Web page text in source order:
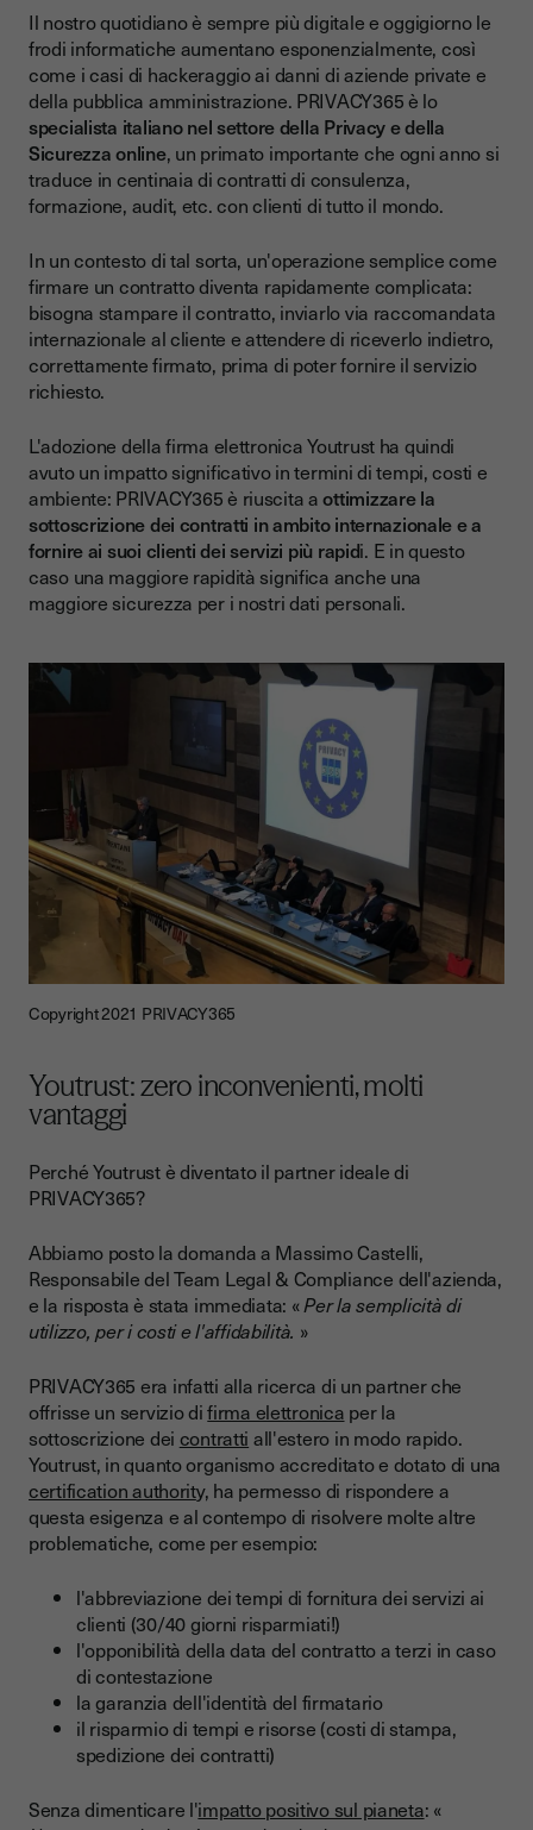
Il nostro quotidiano è sempre più digitale e oggigiorno le
frodi informatiche aumentano esponenzialmente, così
come i casi di hackeraggio ai danni di aziende private e
della pubblica amministrazione. PRIVACY365 è lo
specialista italiano nel settore della Privacy e della
Sicurezza online, un primato importante che ogni anno si
traduce in centinaia di contratti di consulenza,
formazione, audit, etc. con clienti di tutto il mondo.
In un contesto di tal sorta, un'operazione semplice come
firmare un contratto diventa rapidamente complicata:
bisogna stampare il contratto, inviarlo via raccomandata
internazionale al cliente e attendere di riceverlo indietro,
correttamente firmato, prima di poter fornire il servizio
richiesto.
L'adozione della firma elettronica Youtrust ha quindi
avuto un impatto significativo in termini di tempi, costi e
ambiente: PRIVACY365 è riuscita aottimizzare la
sottoscrizione dei contratti in ambito internazionale e a
fornire ai suoi clienti dei servizi più rapidi. E in questo
caso una maggiore rapidità significa anche una
maggiore sicurezza per i nostri dati personali.
Copyright 2021 PRIVACY365
Youtrust: zero inconvenienti, molti
vantaggi
Perché Youtrust è diventato il partner ideale di
PRIVACY365?
Abbiamo posto la domanda a Massimo Castelli,
Responsabile del Team Legal & Compliance dell'azienda,
e la risposta è stata immediata: «Per la semplicità di
utilizzo, per i costi e l'affidabilità. »
PRIVACY365 era infatti alla ricerca di un partner che
offrisse un servizio difirma elettronica per la
sottoscrizione dei contratti all'estero in modo rapido.
Youtrust, in quanto organismo accreditato e dotato di una
certification authority, ha permesso di rispondere a
questa esigenza e al contempo di risolvere molte altre
problematiche, come per esempio:
l'abbreviazione dei tempi di fornitura dei servizi ai
clienti (30/40 giorni risparmiati!)
l'opponibilità della data del contratto a terzi in caso
di contestazione
la garanzia dell'identità del firmatario
il risparmio di tempi e risorse (costi di stampa,
spedizione dei contratti)
Senza dimenticare l'impatto positivo sul pianeta: «